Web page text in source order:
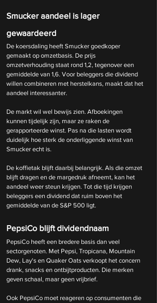
Smucker aandeel is lager
gewaardeerd
De koersdaling heeft Smucker goedkoper
gemaakt op omzetbasis. De prijs
omzetverhouding staat rond 1,2, tegenover een
gemiddelde van 1,6. Voor beleggers die dividend
willen combineren met herstelkans, maakt dat het
aandeel interessanter.
De markt wil wel bewijs zien. Afboekingen
kunnen tijdelijk zijn, maar ze raken de
gerapporteerde winst. Pas na die lasten wordt
duidelijk hoe sterk de onderliggende winst van
Smucker echt is.
De koffietak blijft daarbij belangrijk. Als die omzet
blijft dragen en de margedruk afneemt, kan het
aandeel weer steun krijgen. Tot die tijd krijgen
beleggers een dividend dat ruim boven het
gemiddelde van de S&P 500 ligt.
PepsiCo blijft dividendnaam
PepsiCo heeft een bredere basis dan veel
sectorgenoten. Met Pepsi, Tropicana, Mountain
Dew, Lay's en Quaker Oats verkoopt het concern
drank, snacks en ontbijtproducten. Die merken
geven schaal, maar geen vrijbrief.
Ook PepsiCo moet reageren op consumenten die